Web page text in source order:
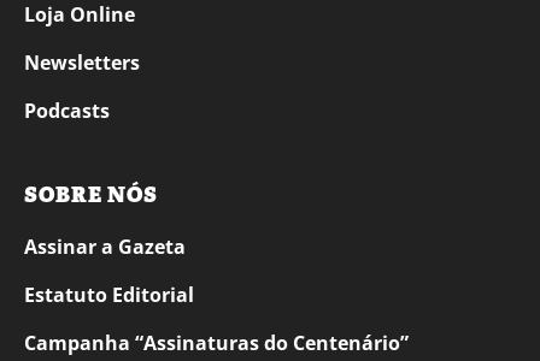
Loja Online
Newsletters
Podcasts
SOBRE NÓS
Assinar a Gazeta
Estatuto Editorial
Campanha “Assinaturas do Centenário”